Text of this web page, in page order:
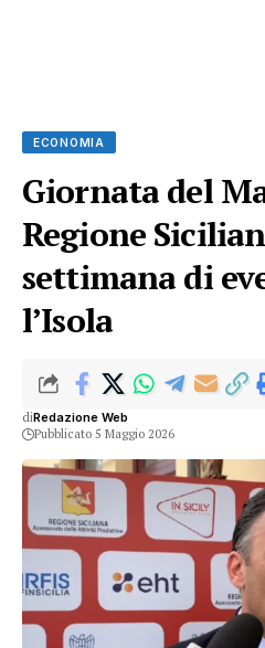
ECONOMIA
Giornata del
Regione
settimana di
l’Isola
diRedazione Web
Pubblicato 5 Maggio 2026